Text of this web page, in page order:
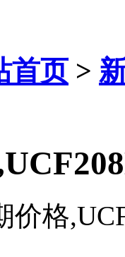
首页>
价格